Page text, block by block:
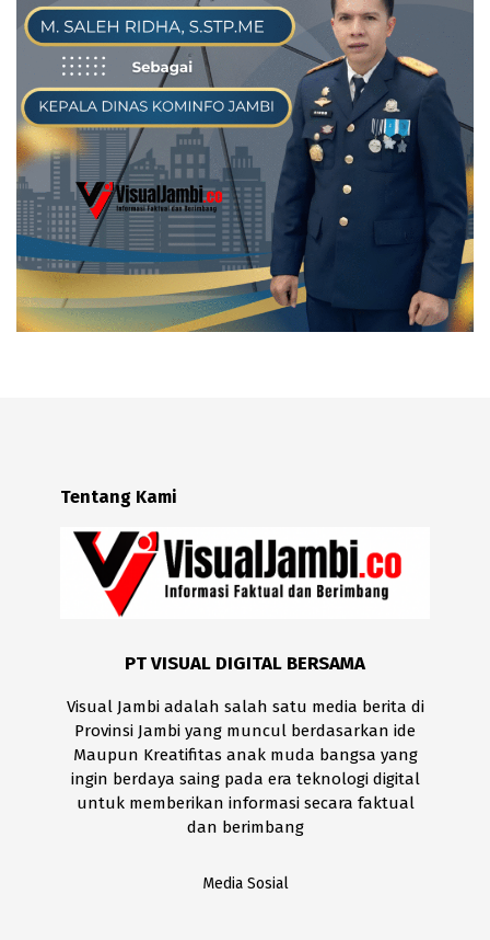
Tentang Kami
PT VISUAL DIGITAL BERSAMA
Visual Jambi adalah salah satu media berita di
Provinsi Jambi yang muncul berdasarkan ide
Maupun Kreatifitas anak muda bangsa yang
ingin berdaya saing pada era teknologi digital
untuk memberikan informasi secara faktual
dan berimbang
Media Sosial